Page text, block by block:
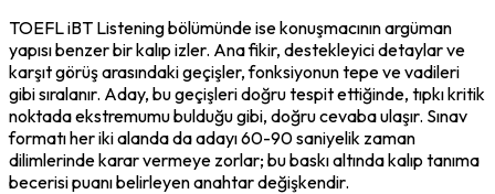
TOEFL iBT Listening bölümünde ise konuşmacının argüman
yapısı benzer bir kalıp izler. Ana fikir, destekleyici detaylar ve
karşıt görüş arasındaki geçişler, fonksiyonun tepe ve vadileri
gibi sıralanır. Aday, bu geçişleri doğru tespit ettiğinde, tıpkı kritik
noktada ekstremumu bulduğu gibi, doğru cevaba ulaşır. Sınav
formatı her iki alanda da adayı 60-90 saniyelik zaman
dilimlerinde karar vermeye zorlar; bu baskı altında kalıp tanıma
becerisi puanı belirleyen anahtar değişkendir.